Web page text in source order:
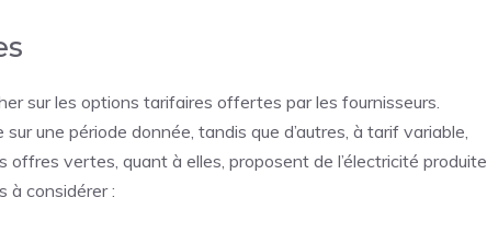
sur les options tarifaires offertes par les fournisseurs.
une période donnée, tandis que d’autres, à tarif variable,
offres vertes, quant à elles, proposent de l’électricité produite
à considérer :